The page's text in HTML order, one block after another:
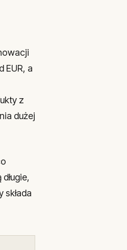
EUR, a
z
dużej
składa